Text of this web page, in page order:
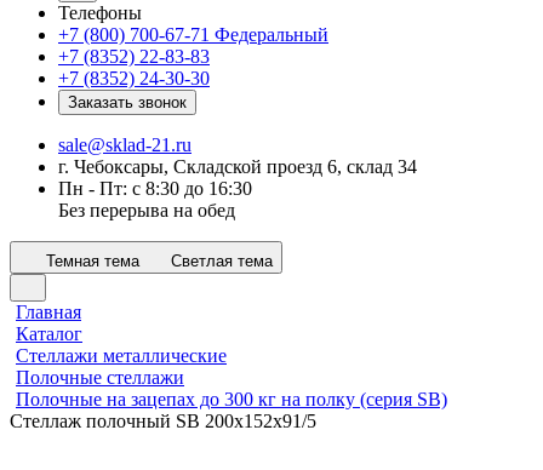
Телефоны
+7 (800) 700-67-71 Федеральный
+7 (8352) 22-83-83
+7 (8352) 24-30-30
Заказать звонок
sale@sklad-21.ru
г. Чебоксары, Складской проезд 6, склад 34
Пн - Пт: с 8:30 до 16:30
Без перерыва на обед
Темная тема Светлая тема
Главная
Каталог
Стеллажи металлические
Полочные стеллажи
Полочные на зацепах до 300 кг на полку (серия SB)
Стеллаж полочный SB 200х152х91/5